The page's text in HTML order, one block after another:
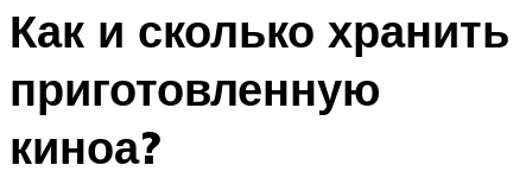
Как и сколько хранить
приготовленную
киноа?